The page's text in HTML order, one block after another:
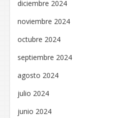
diciembre 2024
noviembre 2024
octubre 2024
septiembre 2024
agosto 2024
julio 2024
junio 2024